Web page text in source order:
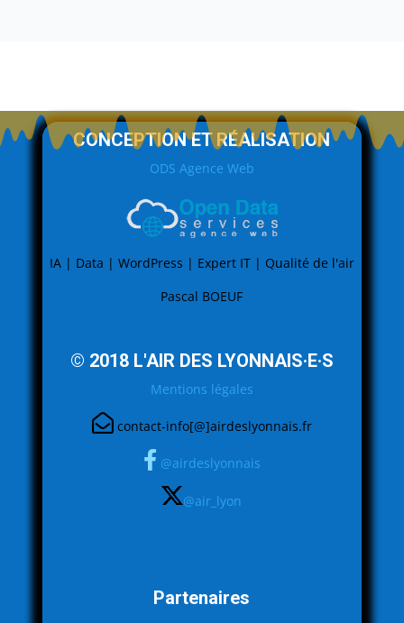
CONCEPTION ET RÉALISATION
ODS Agence Web
IA | Data | WordPress | Expert IT | Qualité de l'air
Pascal BOEUF
© 2018 L'AIR DES LYONNAIS·E·S
Mentions légales
contact-info[@]airdeslyonnais.fr
@airdeslyonnais
@air_lyon
Partenaires